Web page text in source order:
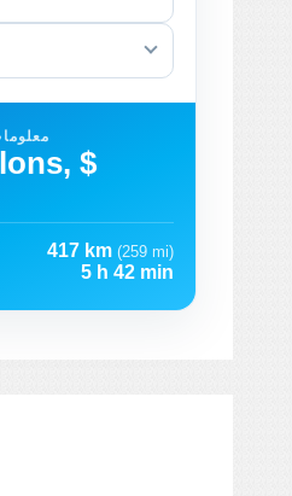
$
417 km (259 mi)
5 h 42 min